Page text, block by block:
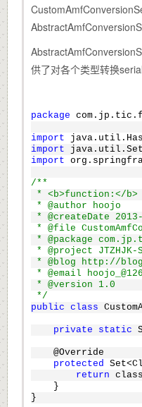
供了对各个类型转换
package
import
import
import
/**
* <b>function:</b> 自
* @author hoojo
* @createDate
* @file
* @package
* @project JTZHJK-
* @blog http://
* @email
* @version 1.0
*/
public class
private static
    @Override
protected
return
    }
}